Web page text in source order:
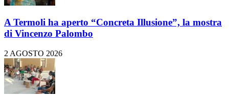
A Termoli ha aperto “Concreta Illusione”, la mostra
di Vincenzo Palombo
2 AGOSTO 2026